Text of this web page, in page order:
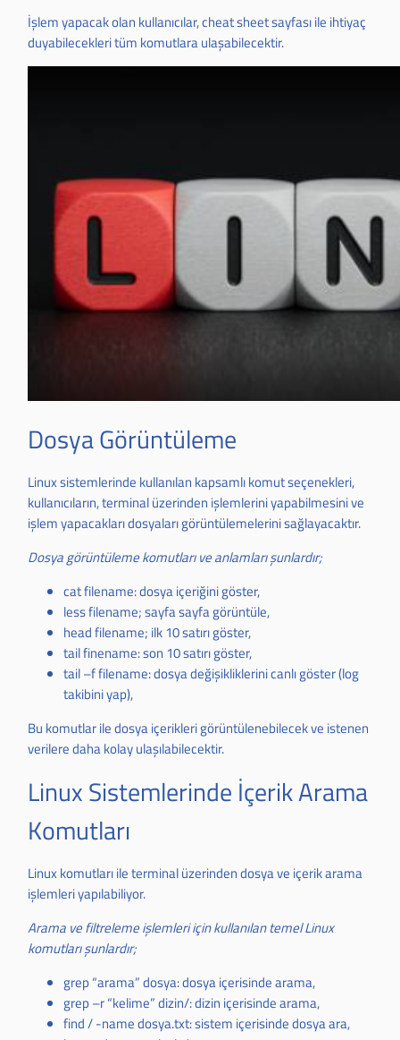
İşlem yapacak olan kullanıcılar, cheat sheet sayfası ile ihtiyaç
duyabilecekleri tüm komutlara ulaşabilecektir.
Dosya Görüntüleme
Linux sistemlerinde kullanılan kapsamlı komut seçenekleri,
kullanıcıların, terminal üzerinden işlemlerini yapabilmesini ve
işlem yapacakları dosyaları görüntülemelerini sağlayacaktır.
Dosya görüntüleme komutları ve anlamları şunlardır;
cat filename: dosya içeriğini göster,
less filename; sayfa sayfa görüntüle,
head filename; ilk 10 satırı göster,
tail finename: son 10 satırı göster,
tail –f filename: dosya değişikliklerini canlı göster (log
takibini yap),
Bu komutlar ile dosya içerikleri görüntülenebilecek ve istenen
verilere daha kolay ulaşılabilecektir.
Linux Sistemlerinde İçerik Arama
Komutları
Linux komutları ile terminal üzerinden dosya ve içerik arama
işlemleri yapılabiliyor.
Arama ve filtreleme işlemleri için kullanılan temel Linux
komutları şunlardır;
grep “arama” dosya: dosya içerisinde arama,
grep –r “kelime” dizin/: dizin içerisinde arama,
find / -name dosya.txt: sistem içerisinde dosya ara,